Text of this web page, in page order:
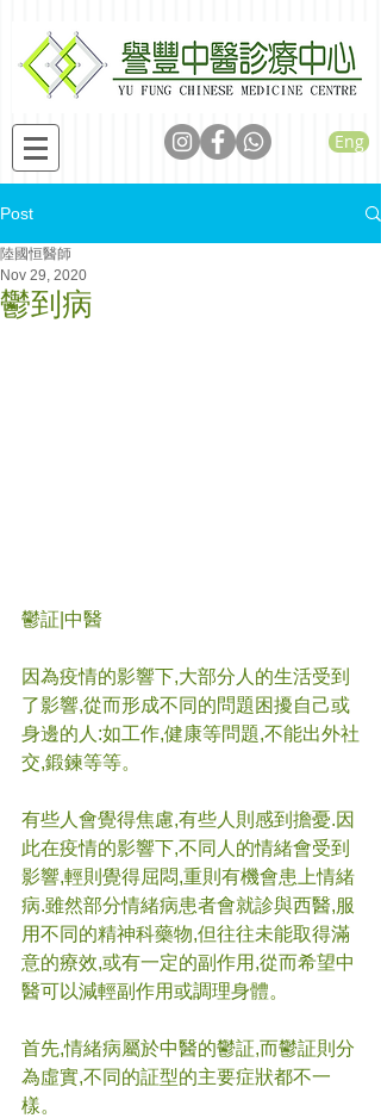
Eng
Post
鬱到病
陸國恒醫師
Nov 29, 2020
鬱証 |中醫
因為疫情的影響下,大部分人的生活受到
了影響,從而形成不同的問題困擾自己或
身邊的人:如工作,健康等問題,不能出外社
交,鍛鍊等等。
有些人會覺得焦慮,有些人則感到擔憂.因
此在疫情的影響下,不同人的情緒會受到
影響,輕則覺得屈悶,重則有機會患上情緒
病.雖然部分情緒病患者會就診與西醫,服
用不同的精神科藥物,但往往未能取得滿
意的療效,或有一定的副作用,從而希望中
醫可以減輕副作用或調理身體。
首先,情緒病屬於中醫的鬱証,而鬱証則分
為虛實,不同的証型的主要症狀都不一
樣。